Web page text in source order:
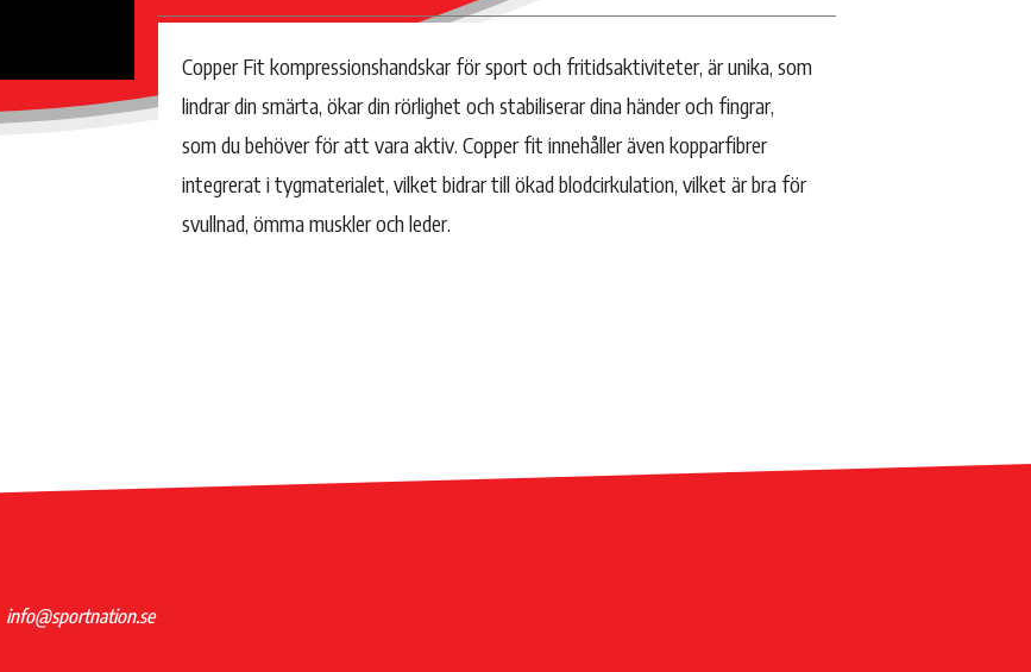
Copper Fit kompressionshandskar för sport och fritidsaktiviteter, är unika, som
lindrar din smärta, ökar din rörlighet och stabiliserar dina händer och fingrar,
som du behöver för att vara aktiv. Copper fit innehåller även kopparfibrer
integrerat i tygmaterialet, vilket bidrar till ökad blodcirkulation, vilket är bra för
svullnad, ömma muskler och leder.
info@sportnation.se